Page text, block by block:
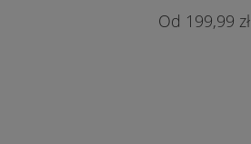
199,99 zł